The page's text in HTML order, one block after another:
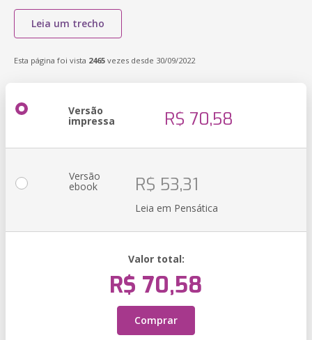
Leia um trecho
Esta página foi vista 2465 vezes desde 30/09/2022
Versão
impressa R$ 70,58
Versão
ebook R$ 53,31
Leia em Pensática
Valor total:
R$ 70,58
Comprar